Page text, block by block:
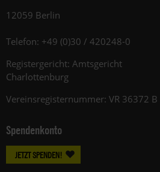
12059 Berlin
Telefon: +49 (0)30 / 420248-0
Registergericht: Amtsgericht
Charlottenburg
Vereinsregisternummer: VR 36372 B
Spendenkonto
JETZT SPENDEN!